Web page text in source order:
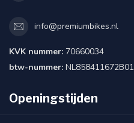
info@premiumbikes.nl
KVK nummer: 70660034
btw-nummer: NL858411672B01
Openingstijden